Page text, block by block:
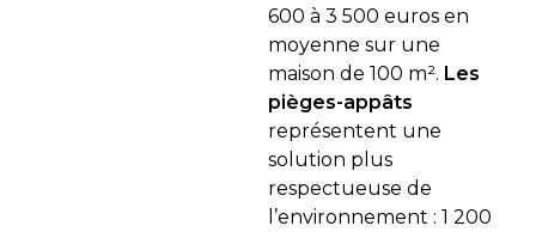
600 à 3 500 euros en
moyenne sur une
maison de 100 m². Les
pièges-appâts
représentent une
solution plus
respectueuse de
l’environnement : 1 200